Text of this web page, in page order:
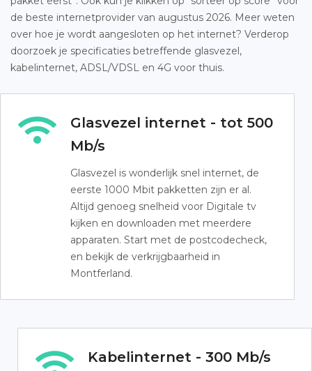
de beste internetprovider van augustus 2026. Meer weten
over hoe je wordt aangesloten op het internet? Verderop
doorzoek je specificaties betreffende glasvezel,
kabelinternet, ADSL/VDSL en 4G voor thuis.
Glasvezel internet - tot 500
Mb/s
Glasvezel is wonderlijk snel internet, de
eerste 1000 Mbit pakketten zijn er al.
Altijd genoeg snelheid voor Digitale tv
kijken en downloaden met meerdere
apparaten. Start met de postcodecheck,
en bekijk de verkrijgbaarheid in
Montferland.
Kabelinternet - 300 Mb/s